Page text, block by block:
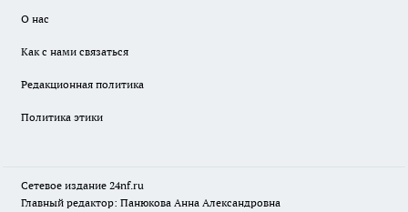
О нас
Как с нами связаться
Редакционная политика
Политика этики
Сетевое издание 24nf.ru
Главный редактор: Панюкова Анна Александровна